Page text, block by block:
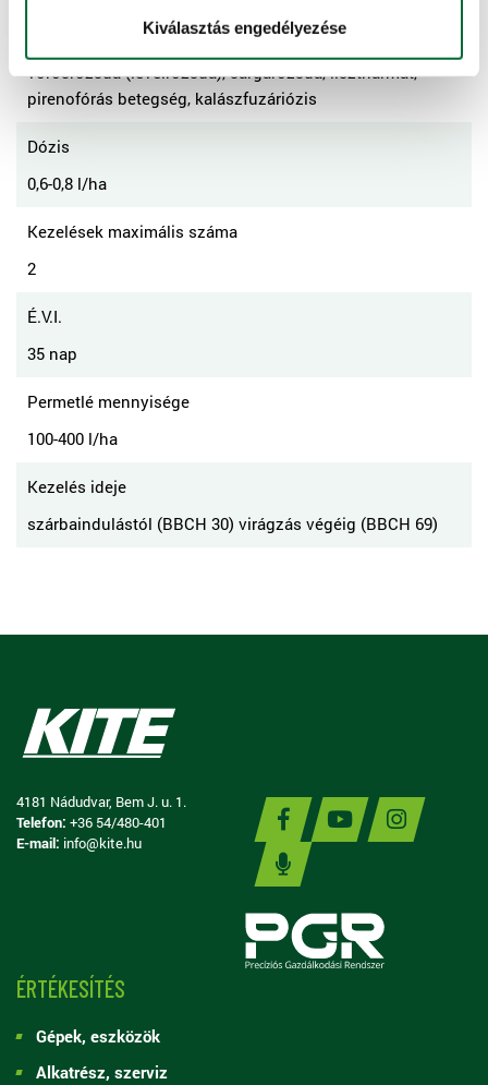
Kiválasztás engedélyezése
vörösrozsda (levélrozsda), sárgarozsda, lisztharmat,
pirenofórás betegség, kalászfuzáriózis
Dózis
0,6-0,8 l/ha
Kezelések maximális száma
2
É.V.I.
35 nap
Permetlé mennyisége
100-400 l/ha
Kezelés ideje
szárbaindulástól (BBCH 30) virágzás végéig (BBCH 69)
4181 Nádudvar, Bem J. u. 1.
Telefon: +36 54/480-401
E-mail: info@kite.hu
ÉRTÉKESÍTÉS
Gépek, eszközök
Alkatrész, szerviz